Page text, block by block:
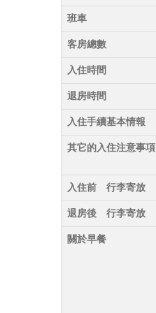
班車
客房總數
入住時間
退房時間
入住手續基本情報
其它的入住注意事項
入住前 行李寄放
退房後 行李寄放
關於早餐